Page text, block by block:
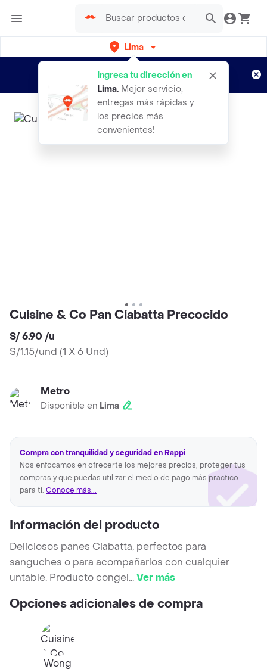
Lima
Ingresa tu dirección en
Lima. Mejor servicio,
entregas más rápidas y
los precios más
convenientes!
envíos gratis por semanas
Aplican TyC
Cuisine & Co Pan Ciabatta Precocido
S/ 6.90 /u
S/1.15/und (1 X 6 Und)
Metro
Disponible en Lima
Compra con tranquilidad y seguridad en Rappi
Nos enfocamos en ofrecerte los mejores precios, proteger tus
compras y que puedas utilizar el medio de pago más practico
para ti. Conoce más...
Información del producto
Deliciosos panes Ciabatta, perfectos para
sanguches o para acompañarlos con cualquier
untable. Producto congel...Ver más
Opciones adicionales de compra
Wong